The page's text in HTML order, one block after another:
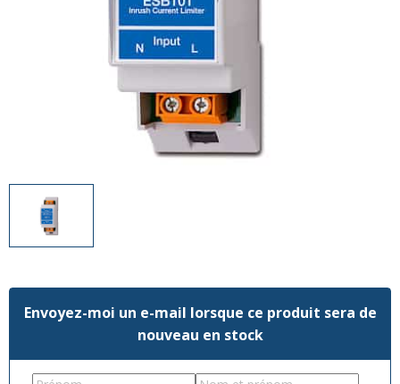
Questions fréquemment posées
09 70 24 66 76
[email protected]
Envoyez-moi un e-mail lorsque ce produit sera de
nouveau en stock